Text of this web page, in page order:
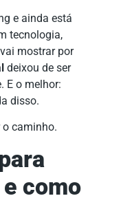
e ainda está
tecnologia,
mostrar por
deixou de ser
E o melhor:
disso.
caminho.
como